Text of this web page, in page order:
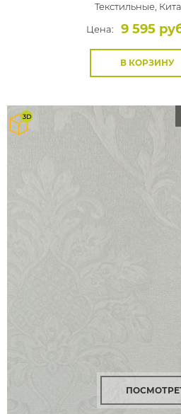
Текстильные,
Цена:
9 595
В КОРЗИНУ